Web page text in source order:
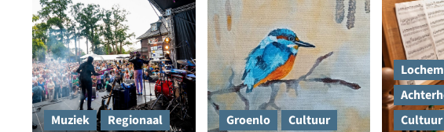
Muziek Regionaal Groenlo Cultuur
Lochem
Cultuur